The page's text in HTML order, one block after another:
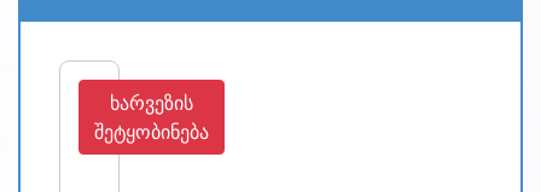
ხარვეზის
შეტყობინება